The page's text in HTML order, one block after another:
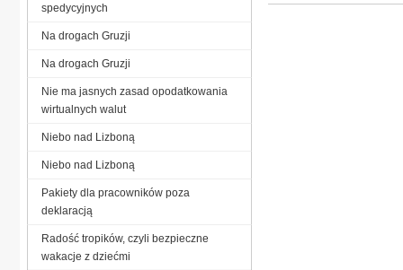
spedycyjnych
Na drogach Gruzji
Na drogach Gruzji
Nie ma jasnych zasad opodatkowania
wirtualnych walut
Niebo nad Lizboną
Niebo nad Lizboną
Pakiety dla pracowników poza
deklaracją
Radość tropików, czyli bezpieczne
wakacje z dziećmi